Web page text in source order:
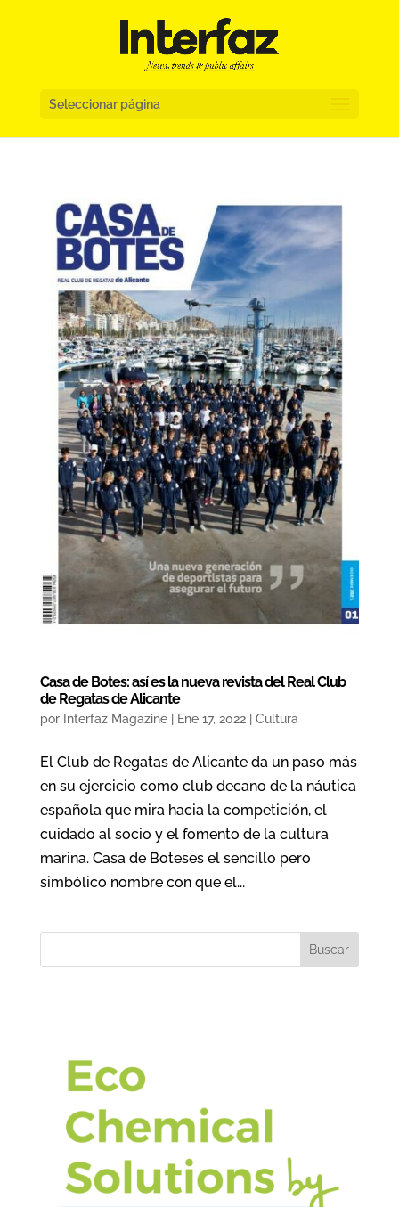
Seleccionar página
Casa de Botes: así es la nueva revista del Real Club
de Regatas de Alicante
por Interfaz Magazine| Ene 17, 2022| Cultura
El Club de Regatas de Alicante da un paso más
en su ejercicio como club decano de la náutica
española que mira hacia la competición, el
cuidado al socio y el fomento de la cultura
marina. Casa de Boteses el sencillo pero
simbólico nombre con que el...
Buscar